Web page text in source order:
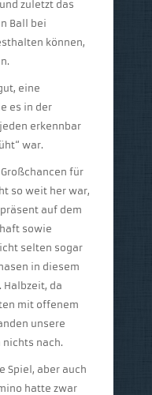
zuletzt das
Ball bei
können,
eine
es in der
erkennbar
war.
für
so weit her war,
auf dem
sowie
selten sogar
in diesem
Halbzeit, da
mit offenem
unsere
nichts nach.
Spiel, aber auch
hatte zwar